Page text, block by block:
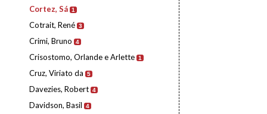
Cortez, Sá 1
Cotrait, René 3
Crimi, Bruno 4
Crisostomo, Orlande e Arlette 1
Cruz, Viriato da 5
Davezies, Robert 4
Davidson, Basil 4